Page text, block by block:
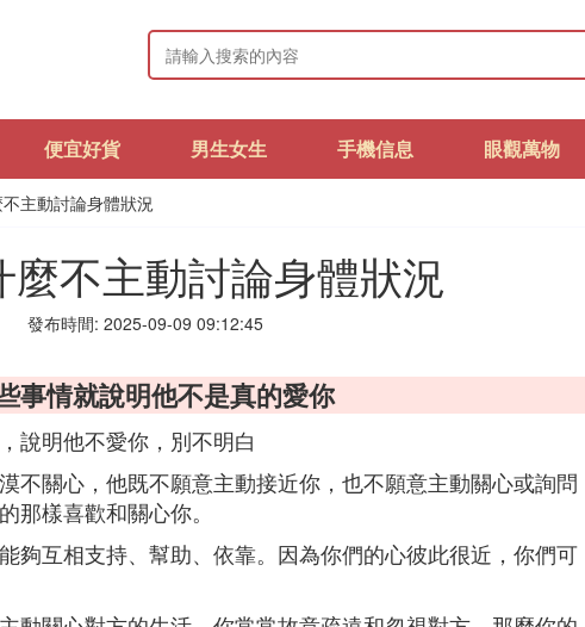
便宜好貨 男生女生 手機信息 眼觀萬物
主動討論身體狀況
麼不主動討論身體狀況
發布時間: 2025-09-09 09:12:45
事情就說明他不是真的愛你
說明他不愛你，別不明白
不關心，他既不願意主動接近你，也不願意主動關心或詢問
那樣喜歡和關心你。
夠互相支持、幫助、依靠。因為你們的心彼此很近，你們可